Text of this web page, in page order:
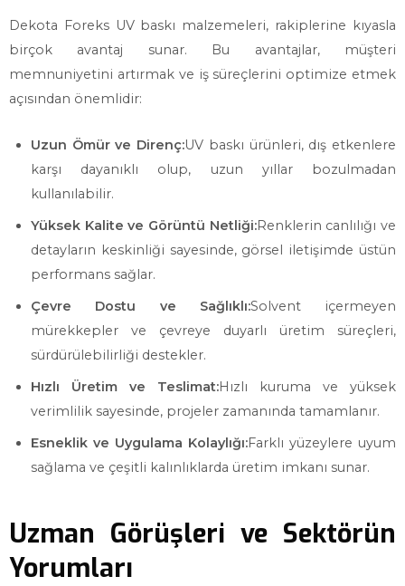
Dekota Foreks UV baskı malzemeleri, rakiplerine kıyasla
birçok avantaj sunar. Bu avantajlar, müşteri
memnuniyetini artırmak ve iş süreçlerini optimize etmek
açısından önemlidir:
Uzun Ömür ve Direnç:UV baskı ürünleri, dış etkenlere
karşı dayanıklı olup, uzun yıllar bozulmadan
kullanılabilir.
Yüksek Kalite ve Görüntü Netliği:Renklerin canlılığı ve
detayların keskinliği sayesinde, görsel iletişimde üstün
performans sağlar.
Çevre Dostu ve Sağlıklı:Solvent içermeyen
mürekkepler ve çevreye duyarlı üretim süreçleri,
sürdürülebilirliği destekler.
Hızlı Üretim ve Teslimat:Hızlı kuruma ve yüksek
verimlilik sayesinde, projeler zamanında tamamlanır.
Esneklik ve Uygulama Kolaylığı:Farklı yüzeylere uyum
sağlama ve çeşitli kalınlıklarda üretim imkanı sunar.
Uzman Görüşleri ve Sektörün
Yorumları